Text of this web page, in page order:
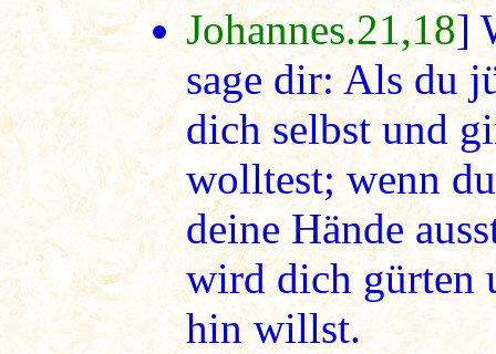
Johannes.21,18]
sage dir: Als du
dich selbst und
wolltest; wenn
deine Hände
wird dich gürten
hin willst.